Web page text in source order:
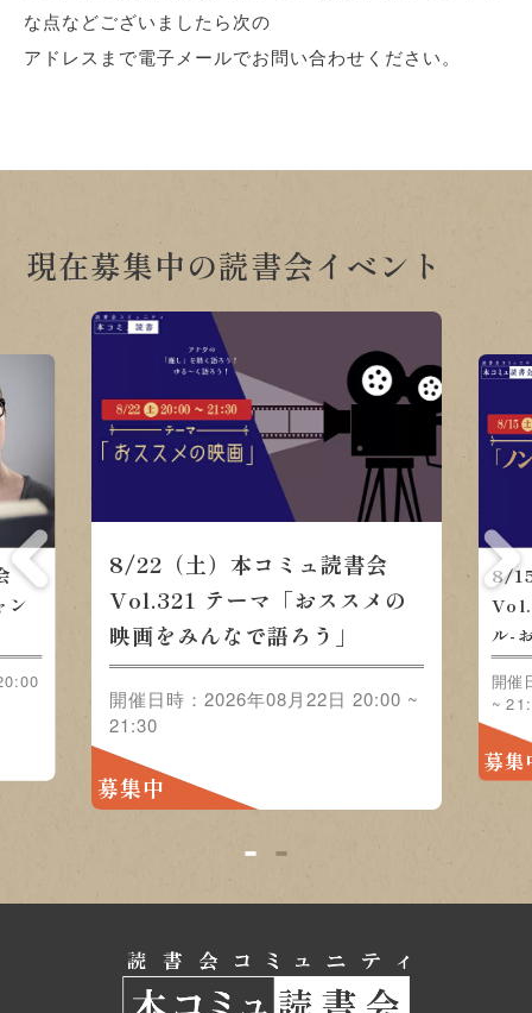
な点などございましたら次の
アドレスまで電子メールでお問い合わせください。
現在募集中の読書会イベント
ン
8/22（土）本コミュ読書会
Vol.321 テーマ「おススメの
映画をみんなで語ろう」
開催日時：2026年08月22日 20:00 ~
21:30
募集中
8/
ル-
開催
~
募集
1 2